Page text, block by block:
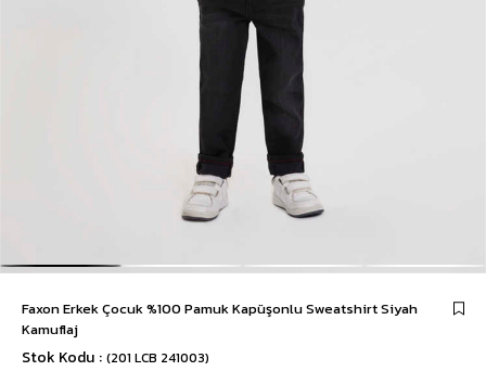
Faxon Erkek Çocuk %100 Pamuk Kapüşonlu Sweatshirt Siyah
Kamuflaj
Stok Kodu (201 LCB 241003)